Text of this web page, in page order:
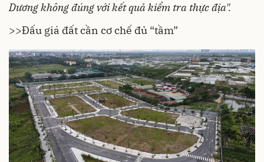
Dương không đúng với kết quả kiểm tra thực địa".
>>Đấu giá đất cần cơ chế đủ “tầm”